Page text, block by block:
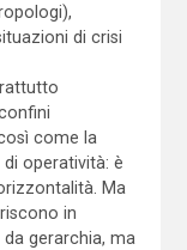
di crisi
come la
operatività: è
Ma
in
gerarchia, ma